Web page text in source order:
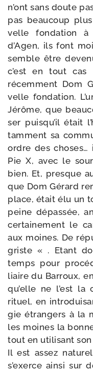
n’ont sans doute
pas beau­coup
velle fon­da­tion
d’Agen, ils font
semble être
c’est en tout
récem­ment Dom
velle fon­da­tion.
Jérôme, que
ser puis­qu’il était
tam­ment sa
ordre des
Pie X, avec le
bien. Et, presque
que Dom Gérard
place, était élu un
peine dépas­sée,
cer­tai­ne­ment le
aux moines. De
griste « . Etant
temps pour
liaire du Barroux,
qu’elle ne l’est la
rituel, en
gie étran­gers à la
les moines la
tout en uti­li­sant
Il est assez
s’exerce ain­si sur